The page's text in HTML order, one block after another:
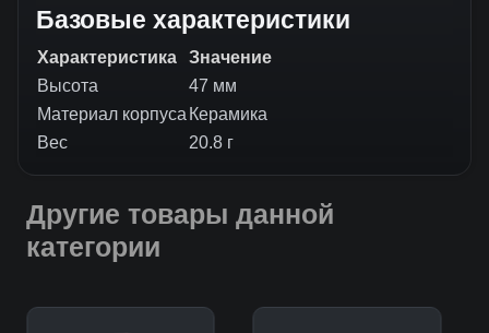
Базовые характеристики
Характеристика
Значение
Высота
47 мм
Материал корпуса Керамика
Вес
20.8 г
Другие товары данной
категории